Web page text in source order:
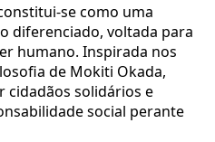
se como uma
diferenciado, voltada para
humano. Inspirada nos
de Mokiti Okada,
cidadãos solidários e
social perante